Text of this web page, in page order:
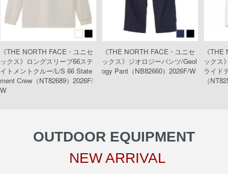
《THE NORTH FACE・ユニセ
ックス》ロングスリーブ66ステ
イトメントクルー/L/S 66 State
ment Crew（NT82689）2026F/
W
《THE NORTH FACE・ユニセ
ックス》ジオロジーパンツ/Geol
ogy Pant（NB82660）2026F/W
《
ックス
ライド
（
OUTDOOR EQUIPMENT
NEW ARRIVAL